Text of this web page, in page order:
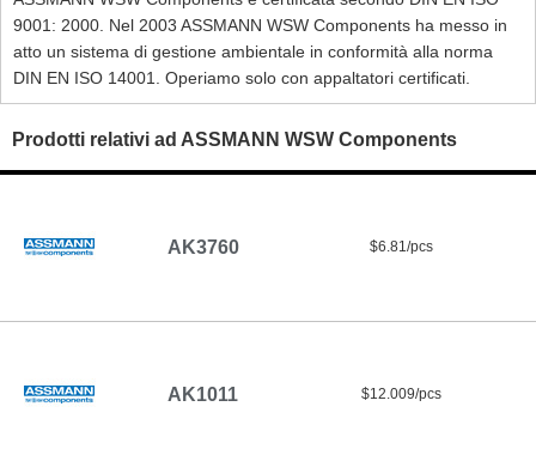
9001: 2000. Nel 2003 ASSMANN WSW Components ha messo in
atto un sistema di gestione ambientale in conformità alla norma
DIN EN ISO 14001. Operiamo solo con appaltatori certificati.
Prodotti relativi ad ASSMANN WSW Components
AK3760 $6.81/pcs
AK1011 $12.009/pcs